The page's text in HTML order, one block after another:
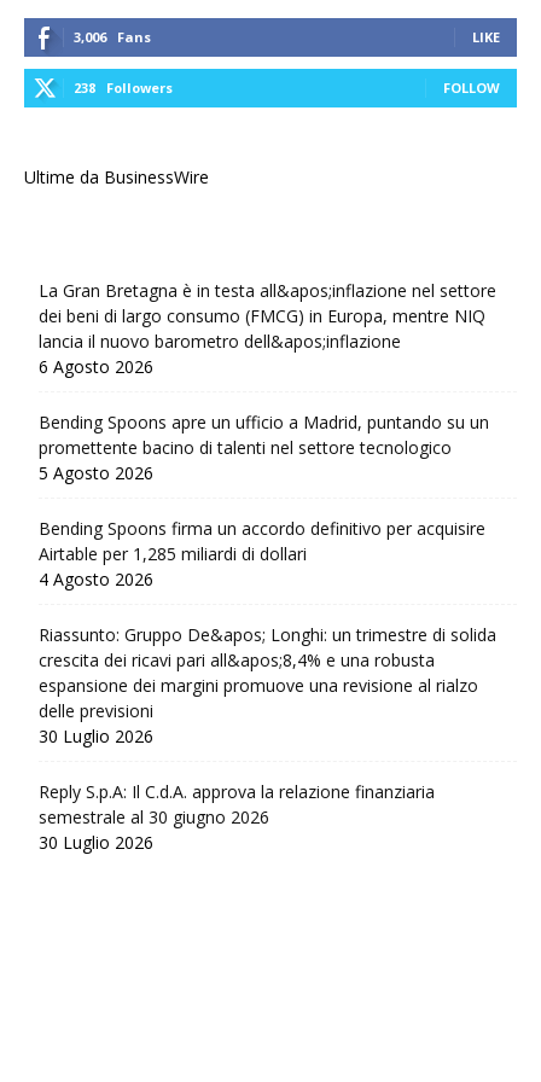
3,006 Fans LIKE
238 Followers FOLLOW
Ultime da BusinessWire
La Gran Bretagna è in testa all&apos;inflazione nel settore
dei beni di largo consumo (FMCG) in Europa, mentre NIQ
lancia il nuovo barometro dell&apos;inflazione
6 Agosto 2026
Bending Spoons apre un ufficio a Madrid, puntando su un
promettente bacino di talenti nel settore tecnologico
5 Agosto 2026
Bending Spoons firma un accordo definitivo per acquisire
Airtable per 1,285 miliardi di dollari
4 Agosto 2026
Riassunto: Gruppo De&apos; Longhi: un trimestre di solida
crescita dei ricavi pari all&apos;8,4% e una robusta
espansione dei margini promuove una revisione al rialzo
delle previsioni
30 Luglio 2026
Reply S.p.A: Il C.d.A. approva la relazione finanziaria
semestrale al 30 giugno 2026
30 Luglio 2026